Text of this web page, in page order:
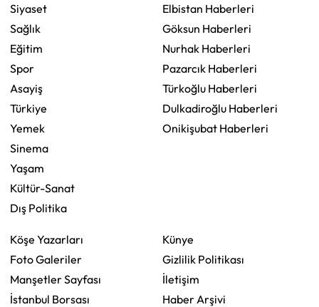
Siyaset
Sağlık
Eğitim
Spor
Asayiş
Türkiye
Yemek
Sinema
Yaşam
Kültür-Sanat
Dış Politika
Elbistan Haberleri
Göksun Haberleri
Nurhak Haberleri
Pazarcık Haberleri
Türkoğlu Haberleri
Dulkadiroğlu Haberleri
Onikişubat Haberleri
Köşe Yazarları
Foto Galeriler
Manşetler Sayfası
İstanbul Borsası
Künye
Gizlilik Politikası
İletişim
Haber Arşivi